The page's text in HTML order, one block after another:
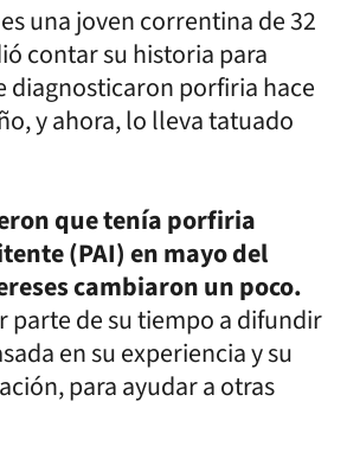
una joven correntina de 32
contar su historia para
diagnosticaron porfiria hace
y ahora, lo lleva tatuado
que tenía porfiria
(PAI) en mayo del
cambiaron un poco.
parte de su tiempo a difundir
en su experiencia y su
para ayudar a otras